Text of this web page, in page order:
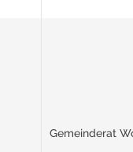
Gemeinderat